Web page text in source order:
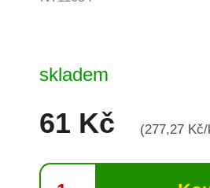
skladem
61 Kč (277,27